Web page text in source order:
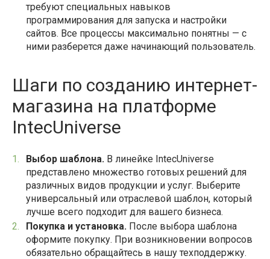
требуют специальных навыков
программирования для запуска и настройки
сайтов. Все процессы максимально понятны — с
ними разберется даже начинающий пользователь.
Шаги по созданию интернет-
магазина на платформе
IntecUniverse
Выбор шаблона.В линейке IntecUniverse
представлено множество готовых решений для
различных видов продукции и услуг. Выберите
универсальный или отраслевой шаблон, который
лучше всего подходит для вашего бизнеса.
Покупка и установка.После выбора шаблона
оформите покупку. При возникновении вопросов
обязательно обращайтесь в нашу техподдержку.